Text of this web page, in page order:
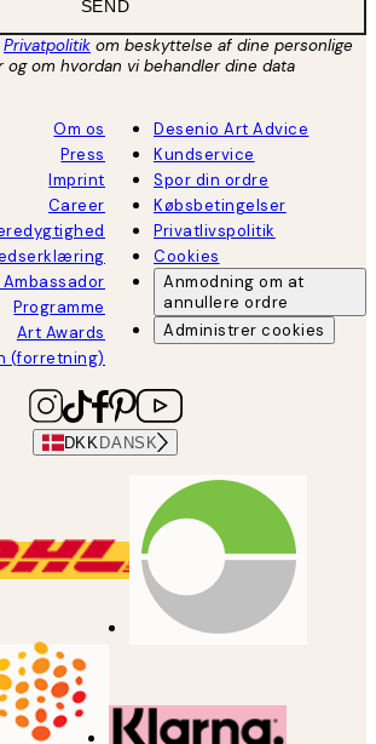
SEND
Privatpolitik om beskyttelse af dine personlige
og om hvordan vi behandler dine data
Om os
Press
Imprint
Career
Programme
Art Awards
(forretning)
Desenio Art Advice
Kundservice
Spor din ordre
Købsbetingelser
Privatlivspolitik
Cookies
Anmodning om at
annullere ordre
Administrer cookies
DKK DANSK